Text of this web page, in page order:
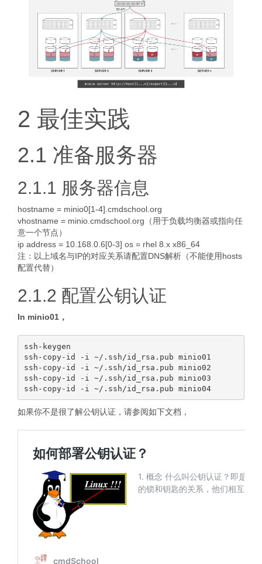
2 最佳实践
2.1 准备服务器
2.1.1 服务器信息
hostname = minio0[1-4].cmdschool.org
vhostname = minio.cmdschool.org（用于负载均衡器或指向任
意一个节点）
ip address = 10.168.0.6[0-3] os = rhel 8.x x86_64
注：以上域名与IP的对应关系请配置DNS解析（不能使用hosts
配置代替）
2.1.2 配置公钥认证
In minio01，
ssh-keygen
ssh-copy-id -i ~/.ssh/id_rsa.pub minio01
ssh-copy-id -i ~/.ssh/id_rsa.pub minio02
ssh-copy-id -i ~/.ssh/id_rsa.pub minio03
ssh-copy-id -i ~/.ssh/id_rsa.pub minio04
如果你不是很了解公钥认证，请参阅如下文档，